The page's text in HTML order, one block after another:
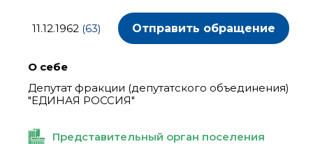
11.12.1962 (63) Отправить обращение
О себе
Депутат фракции (депутатского объединения)
"ЕДИНАЯ РОССИЯ"
Представительный орган поселения